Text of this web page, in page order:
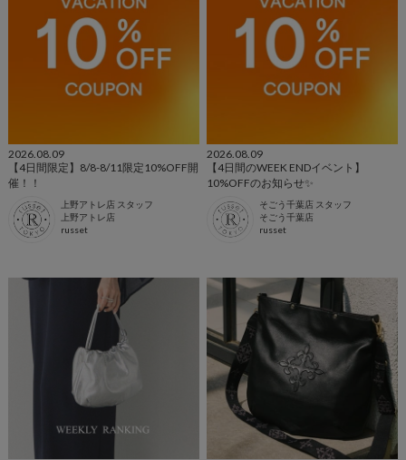
2026.08.09
【4日間限定】8/8-8/11限定10%OFF開
催！！
上野アトレ店 スタッフ
上野アトレ店
russet
2026.08.09
【4日間のWEEK ENDイベント】
10%OFFのお知らせ✨
そごう千葉店 スタッフ
そごう千葉店
russet